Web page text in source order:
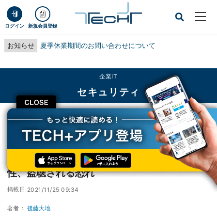
ログイン 新規会員登録
お知らせ 夏季休業期間のお問い合わせについて
CLOSE
企業IT
セキュリティ
TECH+ 企業IT
セキュリティ
スマートフォンの37%に音声チップの脆弱性、盗聴される恐れ
スマートフォンの37%に音声チップの脆弱
性、盗聴される恐れ
掲載日 2021/11/25 09:34
著者： 後藤大地